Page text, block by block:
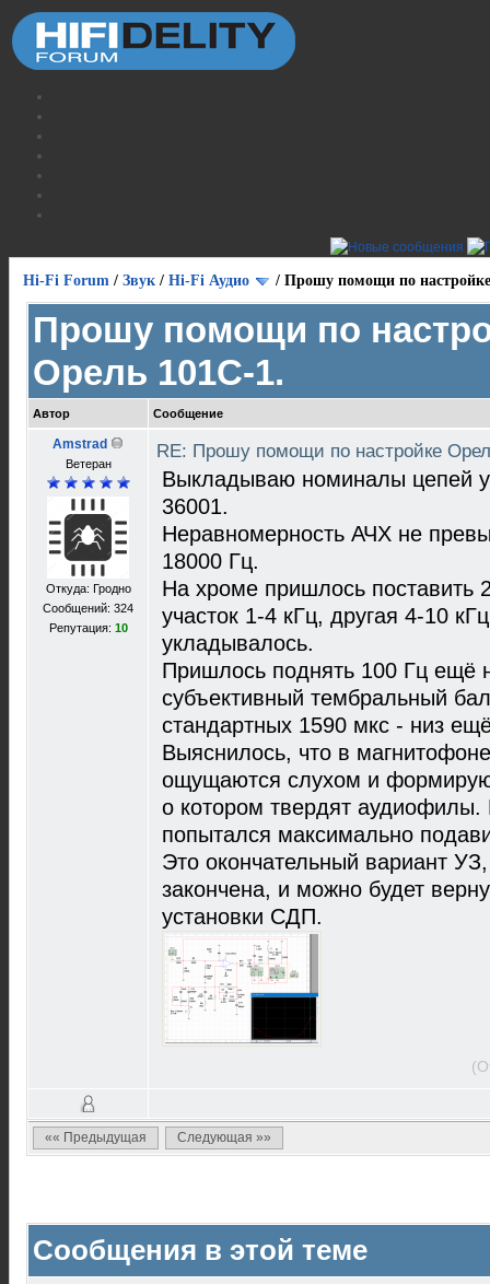
Hi-Fi Forum / Звук / Hi-Fi Аудио / Прошу помощи по
Прошу помощи по
Орель 101С-1.
Автор Сообщение
Amstrad
Ветеран
Откуда: Гродно
Сообщений: 324
Репутация: 10
RE: Прошу помощи по настройке
Выкладываю номиналы цепей
36001.
Неравномерность АЧХ не
18000 Гц.
На хроме пришлось поставить
участок 1-4 кГц, другая 4-10
укладывалось.
Пришлось поднять 100 Гц ещё
субъективный тембральный
стандартных 1590 мкс - низ
Выяснилось, что в
ощущаются слухом и
о котором твердят аудиофилы.
попытался максимально
Это окончательный вариант
закончена, и можно будет
установки СДП.
«« Предыдущая Следующая »»
Сообщения в этой теме